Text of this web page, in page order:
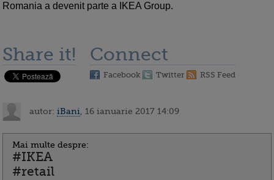
Romania a devenit parte a IKEA Group.
Share it! Connect
Facebook Twitter RSS Feed
autor: iBani , 16 ianuarie 2017 14:09
Mai multe despre:
#IKEA
#retail